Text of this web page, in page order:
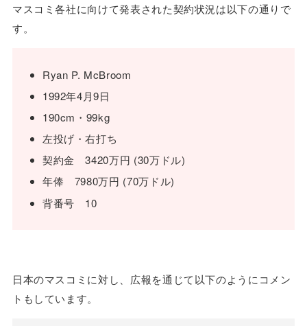
マスコミ各社に向けて発表された契約状況は以下の通りで
す。
Ryan P. McBroom
1992年4月9日
190cm・99kg
左投げ・右打ち
契約金 3420万円 (30万ドル)
年俸 7980万円 (70万ドル)
背番号 10
日本のマスコミに対し、広報を通じて以下のようにコメン
トもしています。